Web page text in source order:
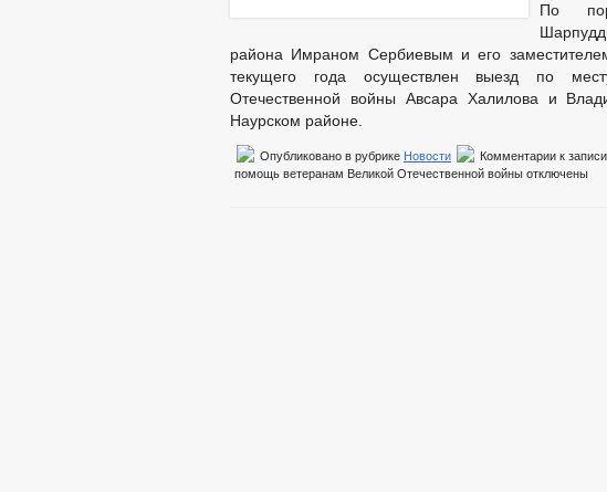
По
района Имраном Сербиевым и его
текущего года осуществлен выезд по
Отечественной войны Авсара Халилова и
Наурском районе.
Опубликовано в рубрике Новости Комментарии к
помощь ветеранам Великой Отечественной войны отключены